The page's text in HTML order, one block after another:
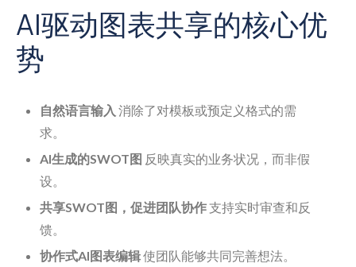
AI驱动图表共享的核心优
势
自然语言输入 消除了对模板或预定义格式的需
求。
AI生成的SWOT图 反映真实的业务状况，而非假
设。
共享SWOT图，促进团队协作支持实时审查和反
馈。
协作式AI图表编辑使团队能够共同完善想法。